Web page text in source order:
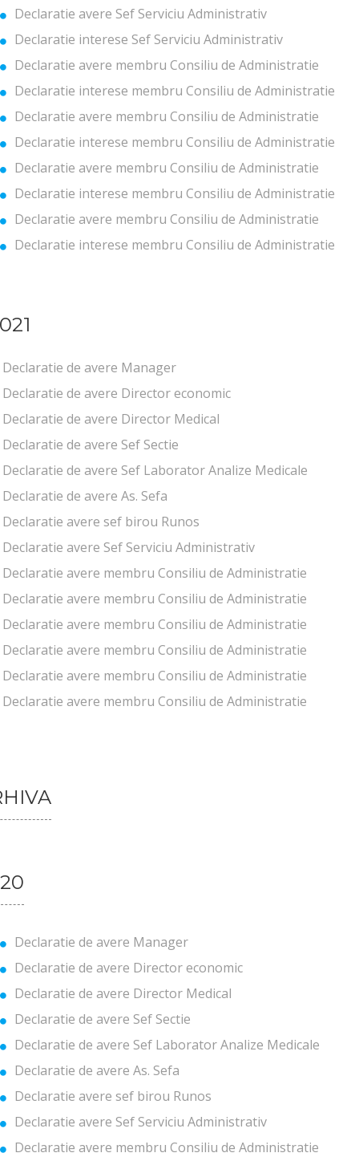
Declaratie avere Sef Serviciu Administrativ
Declaratie interese Sef Serviciu Administrativ
Declaratie avere membru Consiliu de Administratie
Declaratie interese membru Consiliu de Administratie
Declaratie avere membru Consiliu de Administratie
Declaratie interese membru Consiliu de Administratie
Declaratie avere membru Consiliu de Administratie
Declaratie interese membru Consiliu de Administratie
Declaratie avere membru Consiliu de Administratie
Declaratie interese membru Consiliu de Administratie
Declaratie de avere Manager
Declaratie de avere Director economic
Declaratie de avere Director Medical
Declaratie de avere Sef Sectie
Declaratie de avere Sef Laborator Analize Medicale
Declaratie de avere As. Sefa
Declaratie avere sef birou Runos
Declaratie avere Sef Serviciu Administrativ
Declaratie avere membru Consiliu de Administratie
Declaratie avere membru Consiliu de Administratie
Declaratie avere membru Consiliu de Administratie
Declaratie avere membru Consiliu de Administratie
Declaratie avere membru Consiliu de Administratie
Declaratie avere membru Consiliu de Administratie
Declaratie de avere Manager
Declaratie de avere Director economic
Declaratie de avere Director Medical
Declaratie de avere Sef Sectie
Declaratie de avere Sef Laborator Analize Medicale
Declaratie de avere As. Sefa
Declaratie avere sef birou Runos
Declaratie avere Sef Serviciu Administrativ
Declaratie avere membru Consiliu de Administratie